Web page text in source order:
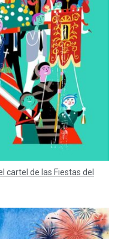
cartel de las Fiestas del